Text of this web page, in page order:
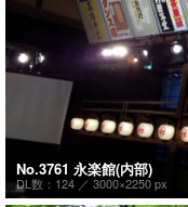
No.3761 永楽館(内部)
DL数：124 ／ 3000×2250 px